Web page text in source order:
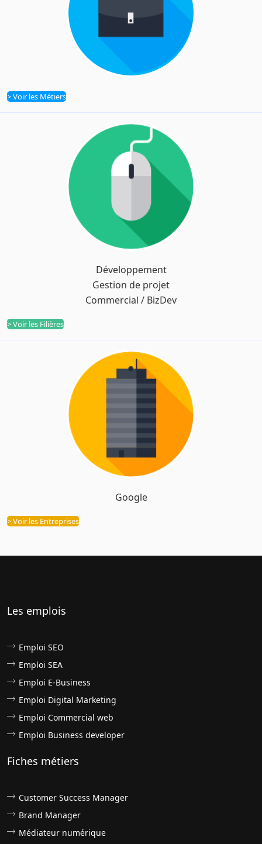
> Voir les Métiers
Filières
Développement
Gestion de projet
Commercial / BizDev
> Voir les Filières
Entreprises
Google
> Voir les Entreprises
Les emplois
Emploi SEO
Emploi SEA
Emploi E-Business
Emploi Digital Marketing
Emploi Commercial web
Emploi Business developer
Fiches métiers
Customer Success Manager
Brand Manager
Médiateur numérique